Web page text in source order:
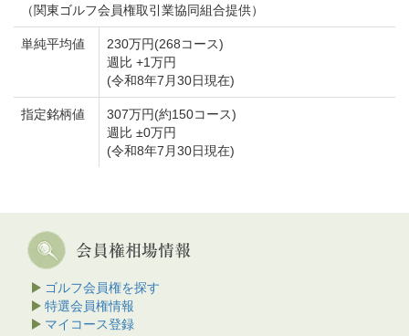
（関東ゴルフ会員権取引業協同組合提供）
単純平均値
230万円(268コース)
週比 +1万円
(令和8年7月30日現在)
指定銘柄値
307万円(約150コース)
週比 ±0万円
(令和8年7月30日現在)
ゴルフ会員権を探す
特選会員権情報
マイコース登録